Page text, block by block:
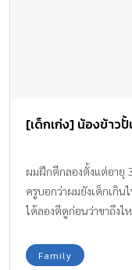
[เด็กเก่ง] น้องข้าว
ผมฝึกตีกลองตั้งแต่อายุ
ครูบอกว่าผมยังเด็กเกิน
ได้ลองตีดูก่อนว่าขาถึงไ
Family